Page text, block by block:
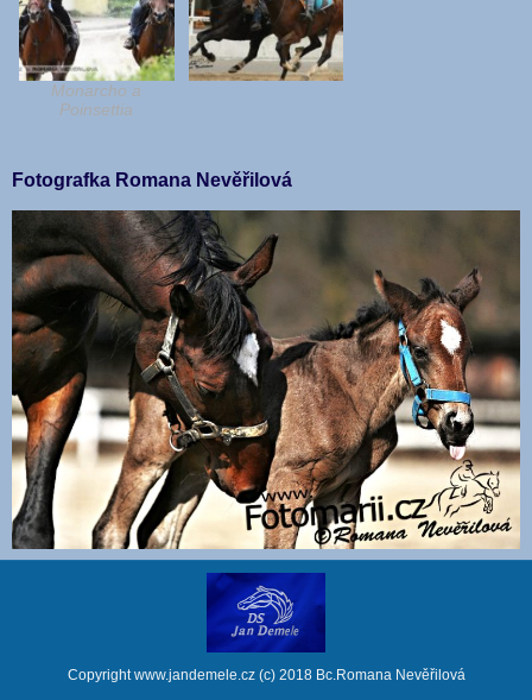
Monarcho a
Poinsettia
Fotografka Romana Nevěřilová
Copyright www.jandemele.cz (c) 2018 Bc.Romana Nevěřilová